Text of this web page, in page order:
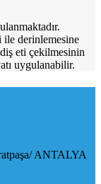
ile derinlemesine
eti çekilmesinin
uygulanabilir.
ANTALYA